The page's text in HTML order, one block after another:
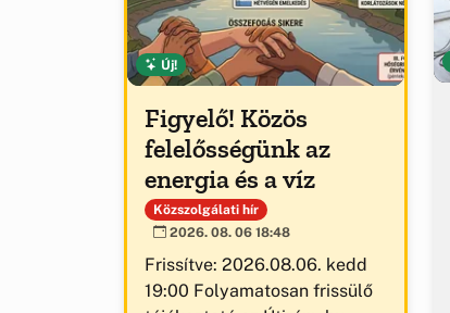
Új!
Figyelő! Közös
felelősségünk az
energia és a víz
Közszolgálati hír
2026. 08. 06 18:48
Frissítve: 2026.08.06. kedd
19:00 Folyamatosan frissülő